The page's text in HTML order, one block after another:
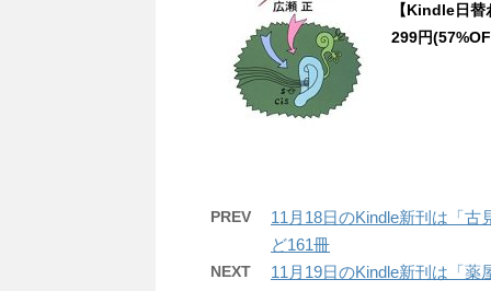
【Kindle日
299円
PREV
11月18日のKindle新刊は「
ど161冊
NEXT
11月19日のKindle新刊は「